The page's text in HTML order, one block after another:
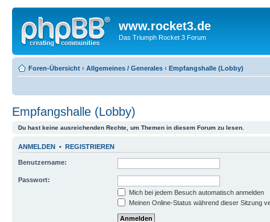
www.rocket3.de
Das Triumph Rocket 3 Forum
Foren-Übersicht ‹ Allgemeines / Generales ‹ Empfangshalle (Lobby)
Empfangshalle (Lobby)
Du hast keine ausreichenden Rechte, um Themen in diesem Forum zu lesen.
ANMELDEN • REGISTRIEREN
Benutzername:
Passwort:
Mich bei jedem Besuch automatisch anmelden
Meinen Online-Status während dieser Sitzung